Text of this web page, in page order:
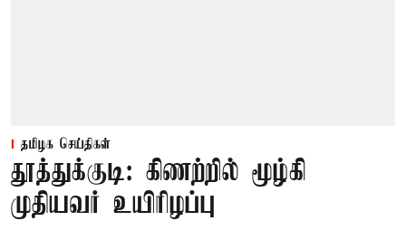
தமிழக செய்திகள்
தூத்துக்குடி: கிணற்றில் மூழ்கி
முதியவர் உயிரிழப்பு